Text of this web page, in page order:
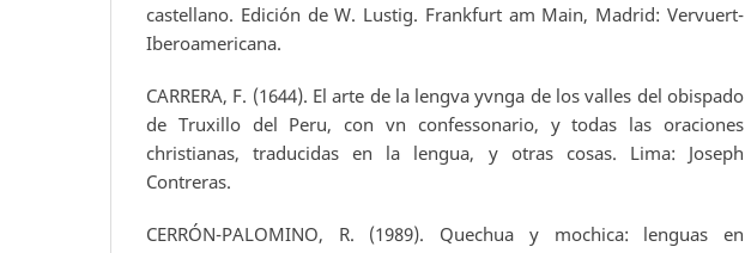
castellano. Edición de W. Lustig. Frankfurt am Main, Madrid: Vervuert-
Iberoamericana.
CARRERA, F. (1644). El arte de la lengva yvnga de los valles del obispado
de Truxillo del Peru, con vn confessonario, y todas las oraciones
christianas, traducidas en la lengua, y otras cosas. Lima: Joseph
Contreras.
CERRÓN-PALOMINO, R. (1989). Quechua y mochica: lenguas en